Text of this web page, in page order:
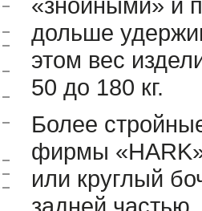
дольше
этом вес
50 до 180 кг.
Более
фирмы
или круглый